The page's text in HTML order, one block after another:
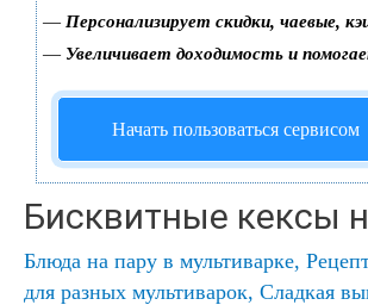
— Персонализирует скидки, чаевые,
— Увеличивает доходимость и
Начать пользоваться сервисом
Бисквитные кексы
Блюда на пару в мультиварке,
для разных мультиварок, Сладкая